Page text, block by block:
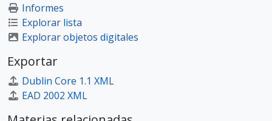
Informes
Explorar lista
Explorar objetos digitales
Exportar
Dublin Core 1.1 XML
EAD 2002 XML